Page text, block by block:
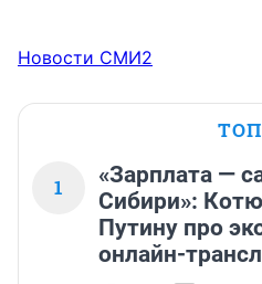
Новости СМИ2
1
«Зарплата —
Сибири»:
Путину про
онлайн-